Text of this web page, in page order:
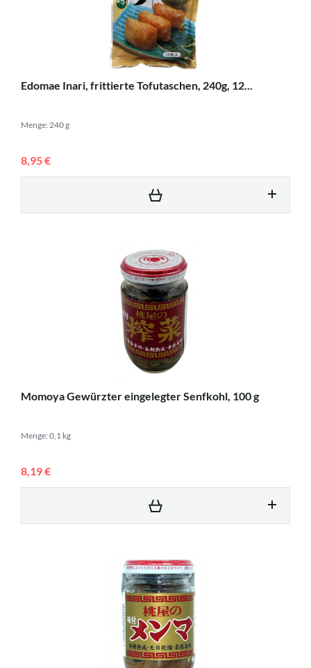
Edomae Inari, frittierte Tofutaschen, 240g, 12...
Menge: 240 g
8,95 €
Momoya Gewürzter eingelegter Senfkohl, 100 g
Menge: 0,1 kg
8,19 €